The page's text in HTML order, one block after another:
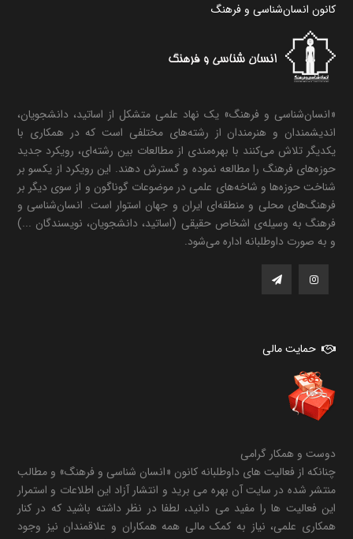
کانون انسان‌شناسی و فرهنگ
«انسان‌شناسی و فرهنگ» یک نهاد علمی متشکل از اساتید، دانشجویان،
اندیشمندان و هنرمندان از رشته‌های مختلفی است که در همکاری با
یکدیگر تلاش می‌کنند با بهره‌مندی از مطالعات بین رشته‌ای، رویکرد جدید
حوزه‌های فرهنگ را مطالعه نموده و گسترش دهند. این رویکرد از یکسو بر
شناخت حوزه‌ها و شاخه‌های علمی در موضوعات گوناگون و از سوی دیگر بر
فرهنگ‌های محلی و منطقه‌ای ایران و جهان استوار است. انسان‌شناسی و
فرهنگ به وسیله‌ی اشخاص حقیقی (اساتید، دانشجویان، نویسندگان ...)
و به صورت داوطلبانه اداره می‌شود.
حمایت مالی
دوست و همکار گرامی
چنانکه از فعالیت های داوطلبانه کانون «انسان شناسی و فرهنگ» و مطالب
منتشر شده در سایت آن بهره می برید و انتشار آزاد این اطلاعات و استمرار
این فعالیت ها را مفید می دانید، لطفا در نظر داشته باشید که در کنار
همکاری علمی، نیاز به کمک مالی همه همکاران و علاقمندان نیز وجود